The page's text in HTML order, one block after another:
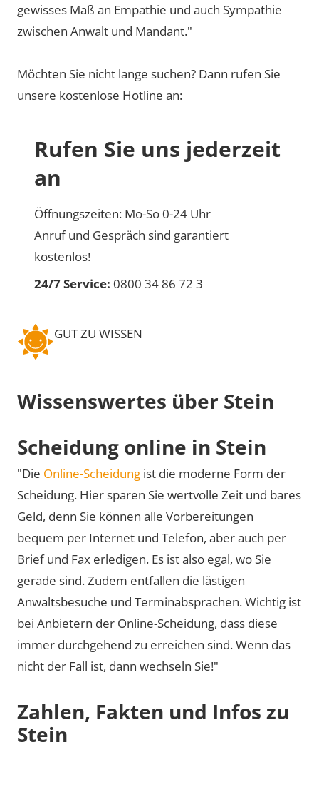
gewisses Maß an Empathie und auch Sympathie
zwischen Anwalt und Mandant."
Möchten Sie nicht lange suchen? Dann rufen Sie
unsere kostenlose Hotline an:
Rufen Sie uns jederzeit
an
Öffnungszeiten: Mo-So 0-24 Uhr
Anruf und Gespräch sind garantiert
kostenlos!
24/7 Service: 0800 34 86 72 3
GUT ZU WISSEN
Wissenswertes über Stein
Scheidung online in Stein
"Die Online-Scheidung ist die moderne Form der
Scheidung. Hier sparen Sie wertvolle Zeit und bares
Geld, denn Sie können alle Vorbereitungen
bequem per Internet und Telefon, aber auch per
Brief und Fax erledigen. Es ist also egal, wo Sie
gerade sind. Zudem entfallen die lästigen
Anwaltsbesuche und Terminabsprachen. Wichtig ist
bei Anbietern der Online-Scheidung, dass diese
immer durchgehend zu erreichen sind. Wenn das
nicht der Fall ist, dann wechseln Sie!"
Zahlen, Fakten und Infos zu
Stein